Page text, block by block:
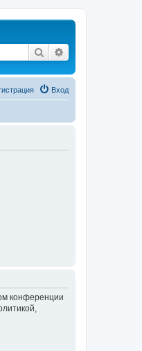
Поиск
Вход
конференции